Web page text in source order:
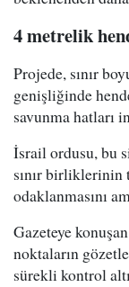
4 metrelik
Projede, sınır
genişliğinde
savunma hatları
İsrail ordusu, bu
sınır birliklerinin
odaklanmasını
Gazeteye
noktaların
sürekli kontrol